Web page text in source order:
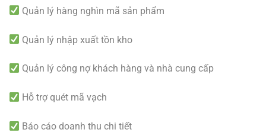
Quản lý hàng nghìn mã sản phẩm
Quản lý nhập xuất tồn kho
Quản lý công nợ khách hàng và nhà cung cấp
Hỗ trợ quét mã vạch
Báo cáo doanh thu chi tiết